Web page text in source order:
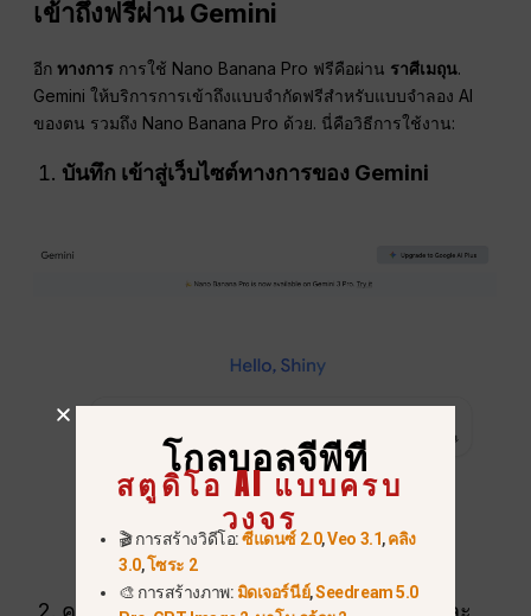
เข้าถึงฟรีผ่าน Gemini
อีกทางการ การใช้ Nano Banana Pro ฟรีคือผ่าน ราศีเมถุน.
Gemini ให้บริการการเข้าถึงแบบจำกัดฟรีสำหรับแบบจำลอง AI
ของตน รวมถึง Nano Banana Pro ด้วย. นี่คือวิธีการใช้งาน:
บันทึก เข้าสู่เว็บไซต์ทางการของ Gemini
คลิกที่ปุ่ม “เครื่องมือ” ด้านล่างกล่องแชท และ
โกลบอลจีพีที
สตูดิโอ AI แบบครบ
วงจร
🎬 การสร้างวิดีโอ:ซีแดนซ์ 2.0,Veo 3.1,คลิง
3.0,โซระ 2
🎨 การสร้างภาพ: มิดเจอร์นีย์,Seedream 5.0